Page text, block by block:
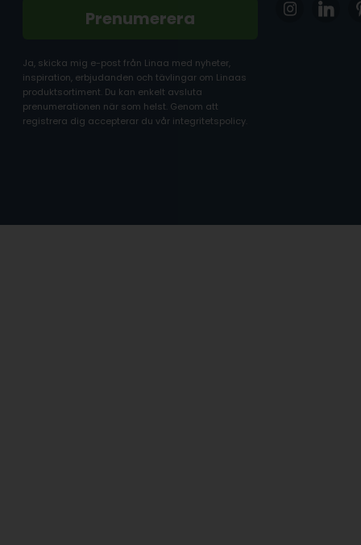
Prenumerera
Ja, skicka mig e-post från Linaa med nyheter,
inspiration, erbjudanden och tävlingar om Linaas
produktsortiment. Du kan enkelt avsluta
prenumerationen när som helst. Genom att
registrera dig accepterar du vår integritetspolicy.